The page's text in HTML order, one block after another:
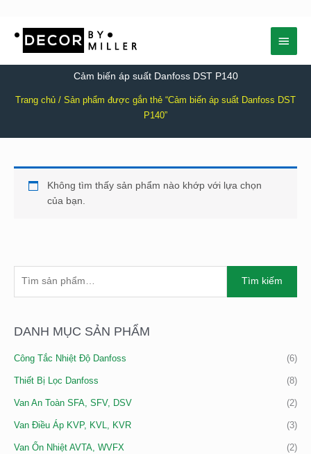
Menu
chính
Cảm biến áp suất Danfoss DST P140
Trang chủ / Sản phẩm được gắn thẻ “Cảm biến áp suất Danfoss DST
P140”
K
Ế
M
Tìm kiếm
DANH MỤC SẢN PHẨM
Công Tắc Nhiệt Độ Danfoss (6)
Thiết Bị Lọc Danfoss (8)
Van An Toàn SFA, SFV, DSV (2)
Van Điều Áp KVP, KVL, KVR (3)
Van Ổn Nhiệt AVTA, WVFX (2)
Không tìm thấy sản phẩm nào khớp với lựa chọn
của bạn.